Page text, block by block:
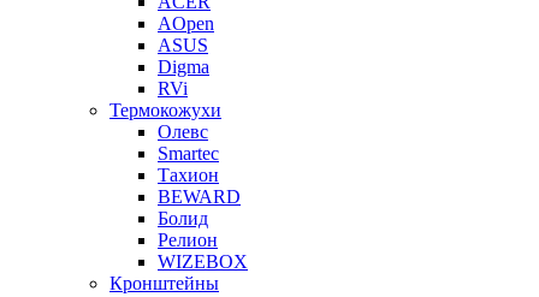
AOpen
ASUS
Digma
RVi
Термокожухи
Олевс
Smartec
Тахион
BEWARD
Болид
Релион
WIZEBOX
Кронштейны